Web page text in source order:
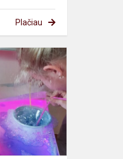
Plačiau
Edukacinių
priemonių
erdvių
įveiklinimas